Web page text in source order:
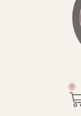
0